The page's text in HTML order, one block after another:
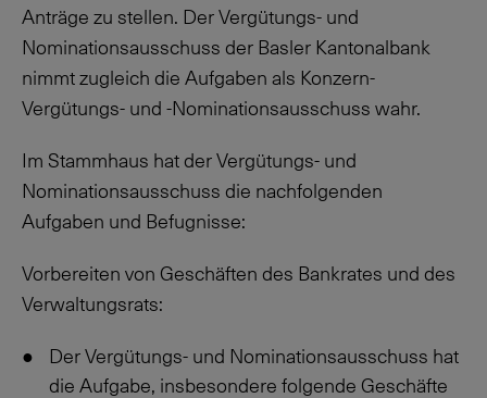
Anträge zu stellen. Der Vergütungs- und
Nominationsausschuss der Basler Kantonalbank
nimmt zugleich die Aufgaben als Konzern-
Vergütungs- und -Nominationsausschuss wahr.
Im Stammhaus hat der Vergütungs- und
Nominationsausschuss die nachfolgenden
Aufgaben und Befugnisse:
Vorbereiten von Geschäften des Bankrates und des
Verwaltungsrats:
Der Vergütungs- und Nominationsausschuss hat
die Aufgabe, insbesondere folgende Geschäfte